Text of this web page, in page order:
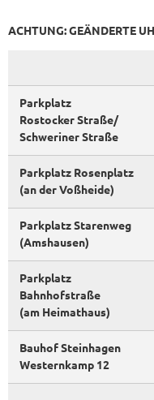
ACHTUNG: GEÄNDERTE
Parkplatz
Rostocker Straße/
Schweriner Straße
Parkplatz Rosenplatz
(an der Voßheide)
Parkplatz Starenweg
(Amshausen)
Parkplatz
Bahnhofstraße
(am Heimathaus)
Bauhof Steinhagen
Westernkamp 12